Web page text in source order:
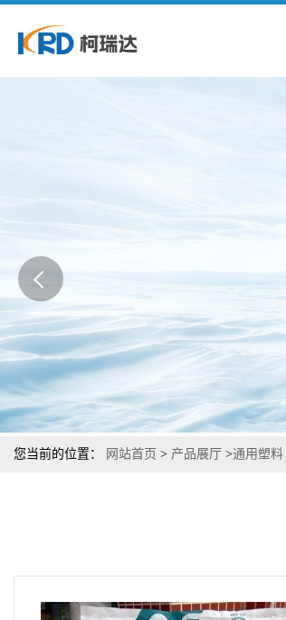
您当前的位置： 网站首页 > 产品展厅 >通用塑料